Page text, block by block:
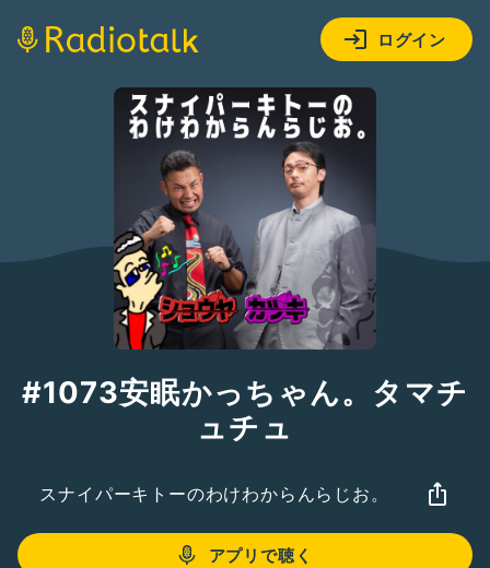
ログイン
#1073安眠かっちゃん。タマチ
ュチュ
スナイパーキトーのわけわからんらじお。
アプリで聴く